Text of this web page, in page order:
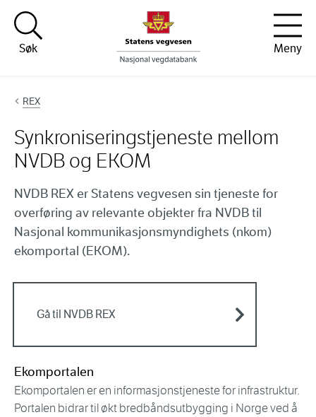
Hopp til innhold
Søk
Meny
REX
Synkroniseringstjeneste mellom
NVDB og EKOM
NVDB REX er Statens vegvesen sin tjeneste for
overføring av relevante objekter fra NVDB til
Nasjonal kommunikasjonsmyndighets (nkom)
ekomportal (EKOM).
Gå til NVDB REX
Ekomportalen
Ekomportalen er en informasjonstjeneste for infrastruktur.
Portalen bidrar til økt bredbåndsutbygging i Norge ved å